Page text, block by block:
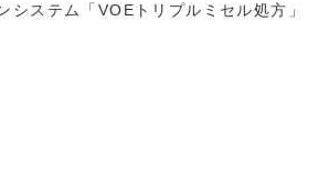
ステム「VOEトリプルミセル処方」